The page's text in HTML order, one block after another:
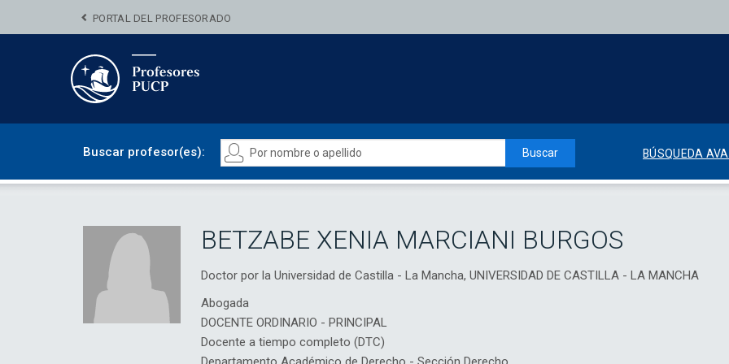
PORTAL DEL PROFESORADO
Buscar profesor(es): Buscar BÚSQUEDA
BETZABE XENIA MARCIANI BURGOS
Doctor por la Universidad de Castilla - La Mancha, UNIVERSIDAD DE CASTILLA - LA MANCHA
Abogada
DOCENTE ORDINARIO - PRINCIPAL
Docente a tiempo completo (DTC)